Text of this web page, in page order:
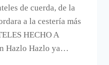
de cuerda, de la
a la cestería más
HECHO A
Hazlo Hazlo ya…